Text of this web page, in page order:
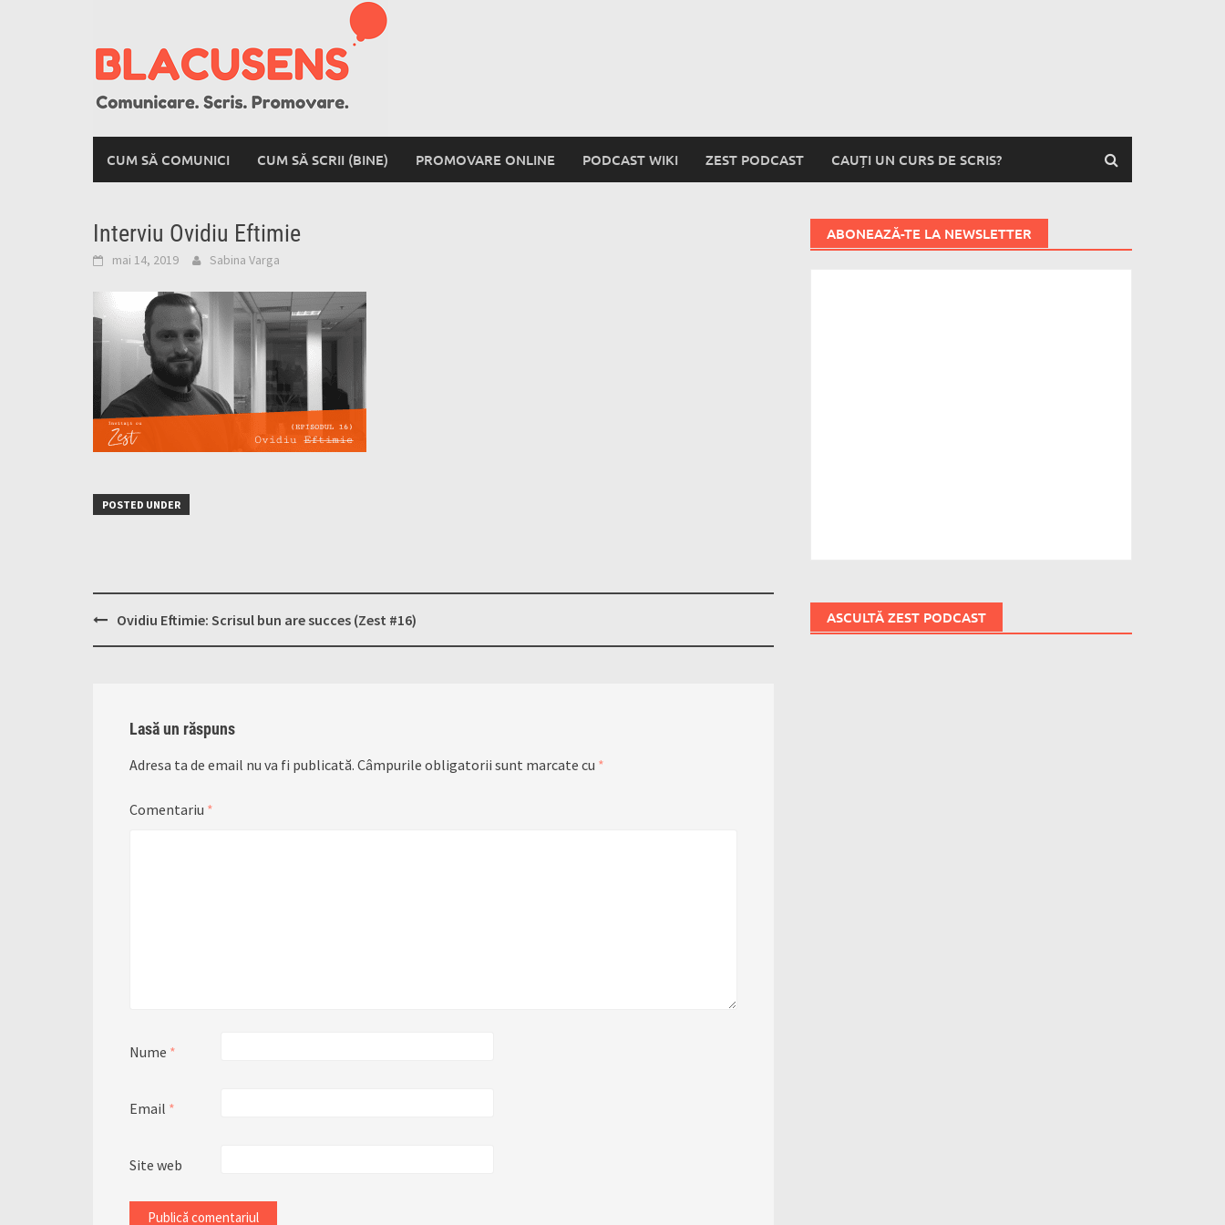
CUM SĂ COMUNICI CUM SĂ SCRII (BINE) PROMOVARE ONLINE PODCAST WIKI ZEST PODCAST CAUȚI UN CURS DE SCRIS?
Interviu Ovidiu Eftimie
mai 14, 2019 Sabina Varga
POSTED UNDER
PostOvidiu Eftimie: Scrisul bun are succes (Zest #16)
Lasă un răspuns
Adresa ta de email nu va fi publicată. Câmpurile obligatorii sunt marcate cu *
Comentariu *
Nume *
Email *
Site web
ABONEAZĂ-TE LA NEWSLETTER
ASCULTĂ ZEST PODCAST